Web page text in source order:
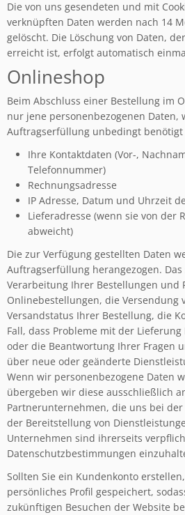
Die von uns gesendeten und mit
verknüpften Daten werden nach 14
gelöscht. Die Löschung von Daten,
erreicht ist, erfolgt automatisch
Onlineshop
Beim Abschluss einer Bestellung im
nur jene personenbezogenen Daten,
Auftragserfüllung unbedingt benötigt
Ihre Kontaktdaten (Vor-,
Telefonnummer)
Rechnungsadresse
IP Adresse, Datum und Uhrzeit
Lieferadresse (wenn sie von der
abweicht)
Die zur Verfügung gestellten Daten
Auftragserfüllung herangezogen. Das
Verarbeitung Ihrer Bestellungen und
Onlinebestellungen, die Versendung
Versandstatus Ihrer Bestellung, die
Fall, dass Probleme mit der
oder die Beantwortung Ihrer Fragen
über neue oder geänderte
Wenn wir personenbezogene Daten
übergeben wir diese ausschließlich
Partnerunternehmen, die uns bei
der Bereitstellung von
Unternehmen sind ihrerseits
Datenschutzbestimmungen
Sollten Sie ein Kundenkonto
persönliches Profil gespeichert,
zukünftigen Besuchen der Website